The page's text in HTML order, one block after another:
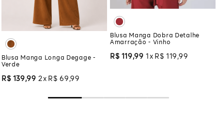
Blusa Manga Longa Degage -
Verde
R$ 139,99 2 R$ 69 ,99
Blusa Manga Dobra Detalhe
Amarração - Vinho
R$ 119,99 1 R$ 119 ,99